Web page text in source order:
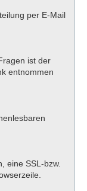
per E-Mail
ist der
entnommen
eine SSL-bzw.